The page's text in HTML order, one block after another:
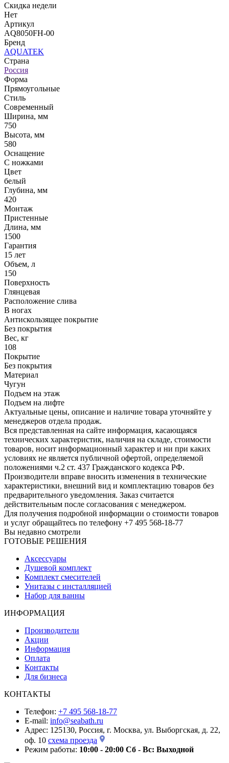
Скидка недели
Нет
Артикул
AQ8050FH-00
Бренд
AQUATEK
Страна
Россия
Форма
Прямоугольные
Стиль
Современный
Ширина, мм
750
Высота, мм
580
Оснащение
С ножками
Цвет
белый
Глубина, мм
420
Монтаж
Пристенные
Длина, мм
1500
Гарантия
15 лет
Объем, л
150
Поверхность
Глянцевая
Расположение слива
В ногах
Антискользящее покрытие
Без покрытия
Вес, кг
108
Покрытие
Без покрытия
Материал
Чугун
Подъем на этаж
Подъем на лифте
Актуальные цены, описание и наличие товара уточняйте у
менеджеров отдела продаж.
Вся представленная на сайте информация, касающаяся
технических характеристик, наличия на складе, стоимости
товаров, носит информационный характер и ни при каких
условиях не является публичной офертой, определяемой
положениями ч.2 ст. 437 Гражданского кодекса РФ.
Производители вправе вносить изменения в технические
характеристики, внешний вид и комплектацию товаров без
предварительного уведомления. Заказ считается
действительным после согласования с менеджером.
Для получения подробной информации о стоимости товаров
и услуг обращайтесь по телефону +7 495 568-18-77
Вы недавно смотрели
ГОТОВЫЕ РЕШЕНИЯ
Аксессуары
Душевой комплект
Комплект смесителей
Унитазы с инсталляцией
Набор для ванны
ИНФОРМАЦИЯ
Производители
Акции
Информация
Оплата
Контакты
Для бизнеса
КОНТАКТЫ
Телефон: +7 495 568-18-77
E-mail: info@seabath.ru
Адрес: 125130, Россия, г. Москва, ул. Выборгская, д. 22,
оф. 10 схема проезда
Режим работы: 10:00 - 20:00 Сб - Вс: Выходной